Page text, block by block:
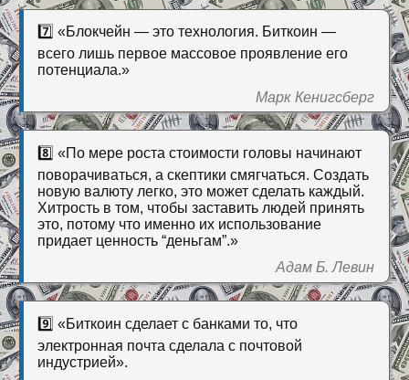
7️⃣ «Блокчейн — это технология. Биткоин —
всего лишь первое массовое проявление его
потенциала.»
Марк Кенигсберг
8️⃣ «По мере роста стоимости головы начинают
поворачиваться, а скептики смягчаться. Создать
новую валюту легко, это может сделать каждый.
Хитрость в том, чтобы заставить людей принять
это, потому что именно их использование
придает ценность “деньгам”.»
Адам Б. Левин
9️⃣ «Биткоин сделает с банками то, что
электронная почта сделала с почтовой
индустрией».